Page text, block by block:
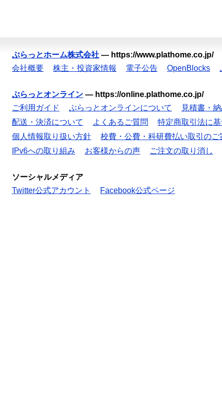
ぷらっとホーム株式会社 — https://www.plathome.co.jp/
会社概要
株主・投資家情報 電子公告 OpenBlocks
ぷらっとオンライン — https://online.plathome.co.jp/
ご利用ガイド
ぷらっとオンラインについて
見積書・
配送・決済について
よくあるご質問
特定商取引法に
個人情報取り扱い方針
校費・公費・科研費払い取引のご
IPv6への取り組み
お客様からの声 ご注文の取り消し
ソーシャルメディア
Twitter公式アカウント
Facebook公式ページ